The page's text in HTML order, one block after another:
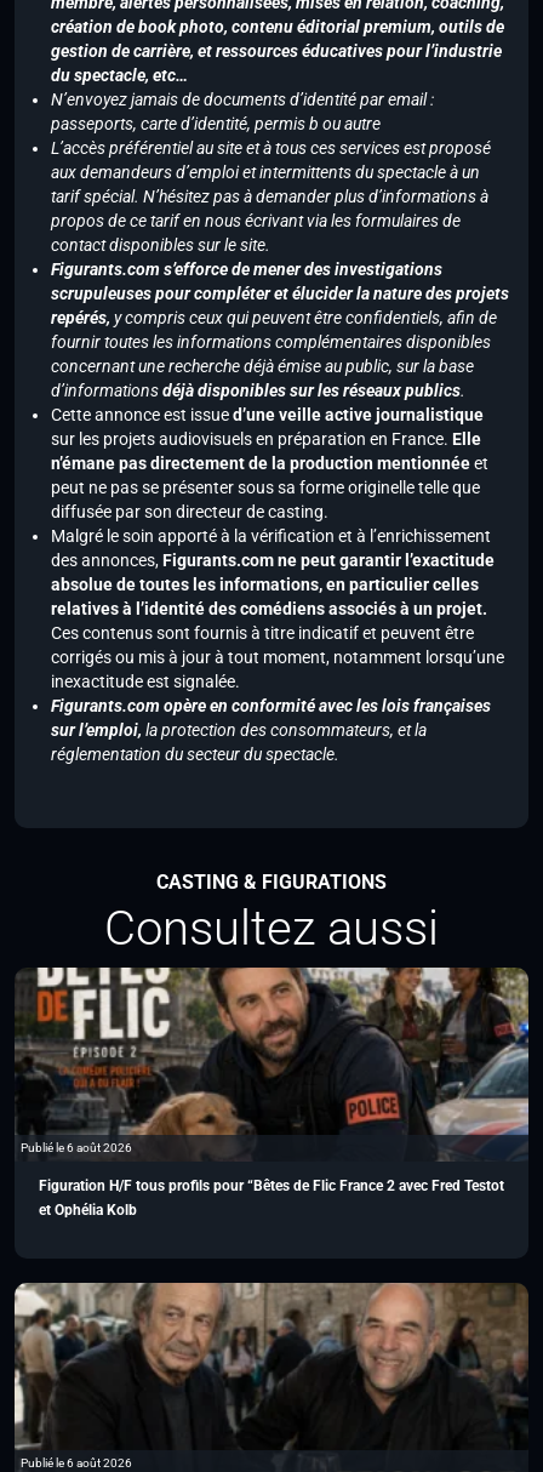
création de book photo, contenu éditorial premium, outils de
gestion de carrière, et ressources éducatives pour l’industrie
du spectacle, etc…
N’envoyez jamais de documents d’identité par email :
passeports, carte d’identité, permis b ou autre
L’accès préférentiel au site et à tous ces services est proposé
aux demandeurs d’emploi et intermittents du spectacle à un
tarif spécial. N’hésitez pas à demander plus d’informations à
propos de ce tarif en nous écrivant via les formulaires de
contact disponibles sur le site.
Figurants.com s’efforce de mener des investigations
scrupuleuses pour compléter et élucider la nature des projets
repérés, y compris ceux qui peuvent être confidentiels, afin de
fournir toutes les informations complémentaires disponibles
concernant une recherche déjà émise au public, sur la base
d’informationsdéjà disponibles sur les réseaux publics.
Cette annonce est issued’une veille active journalistique
sur les projets audiovisuels en préparation en France. Elle
n’émane pas directement de la production mentionnéeet
peut ne pas se présenter sous sa forme originelle telle que
diffusée par son directeur de casting.
Malgré le soin apporté à la vérification et à l’enrichissement
des annonces,Figurants.com ne peut garantir l’exactitude
absolue de toutes les informations, en particulier celles
relatives à l’identité des comédiens associés à un projet.
Ces contenus sont fournis à titre indicatif et peuvent être
corrigés ou mis à jour à tout moment, notamment lorsqu’une
inexactitude est signalée.
Figurants.com opère en conformité avec les lois françaises
sur l’emploi, la protection des consommateurs, et la
réglementation du secteur du spectacle.
CASTING & FIGURATIONS
Consultez aussi
Publié le 6 août 2026
Figuration H/F tous profils pour “Bêtes de Flic France 2 avec Fred Testot
et Ophélia Kolb
Publié le 6 août 2026